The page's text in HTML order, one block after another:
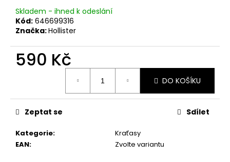
Skladem - ihned k odeslání
Kód: 646699316
Značka:Hollister
590 Kč
DO KOŠÍKU
Kategorie:
Kraťasy
EAN: Zvolte variantu
Zeptat se Sdílet